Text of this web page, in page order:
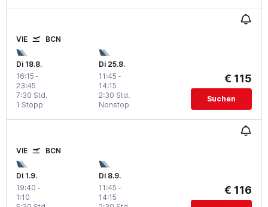
VIE BCN
Di 18.8.
16:15 -
23:45
1 Stopp
7:30 Std.
Di 25.8.
11:45 -
14:15
Nonstop
2:30 Std.
€ 115
Suchen
VIE BCN
Di 1.9.
19:40 -
1:10
Di 8.9.
11:45 -
14:15
€ 116